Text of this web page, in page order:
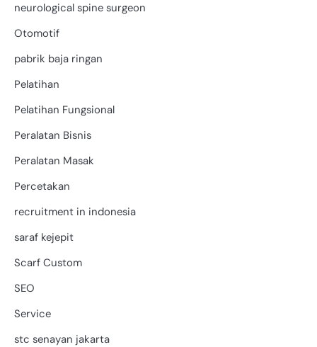
neurological spine surgeon
Otomotif
pabrik baja ringan
Pelatihan
Pelatihan Fungsional
Peralatan Bisnis
Peralatan Masak
Percetakan
recruitment in indonesia
saraf kejepit
Scarf Custom
SEO
Service
stc senayan jakarta